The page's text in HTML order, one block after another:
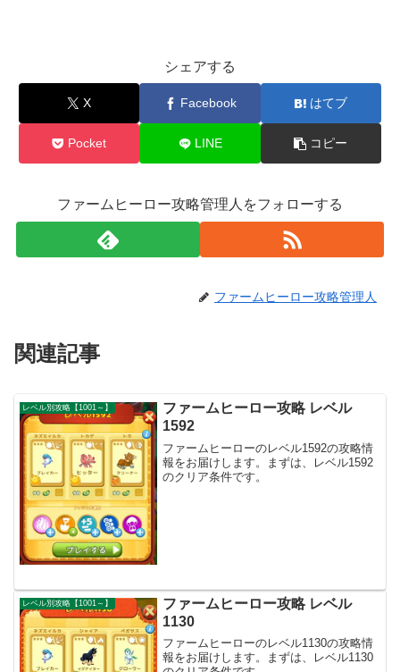
シェアする
X Facebook はてブ
Pocket LINE コピー
ファームヒーロー攻略管理人をフォローする
ファームヒーロー攻略管理人
関連記事
レベル別攻略【1001～】
ファームヒーロー攻略 レベル
1592
ファームヒーローのレベル1592の攻略情
報をお届けします。まずは、レベル1592
のクリア条件です。
レベル別攻略【1001～】
ファームヒーロー攻略 レベル
1130
ファームヒーローのレベル1130の攻略情
報をお届けします。まずは、レベル1130